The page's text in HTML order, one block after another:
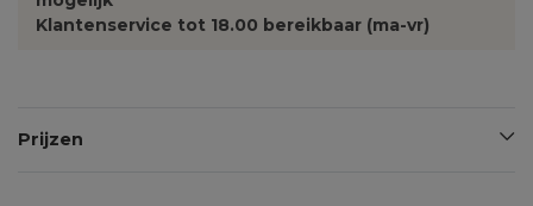
Klantenservice tot 18.00 bereikbaar (ma-vr)
Prijzen